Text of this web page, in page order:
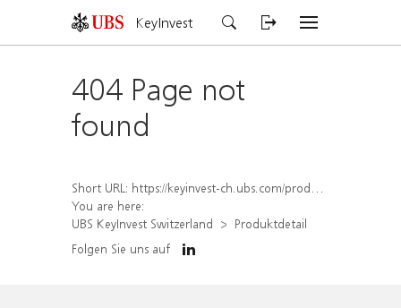
KeyInvest
404 Page not
found
Short URL: https://keyinvest-ch.ubs.com/produkt/detail/index/isin/CH1558308990
You are here:
UBS KeyInvest Switzerland
Produktdetail
Folgen Sie uns auf